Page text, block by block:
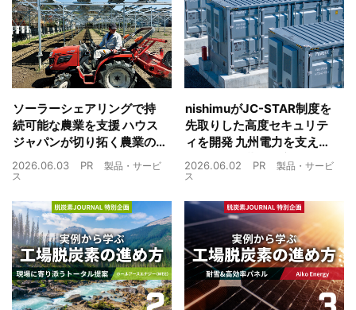
ソーラーシェアリングで持
続可能な農業を支援 ハウス
ジャパンが切り拓く農業の
未来
2026.06.03 PR
製品・サービ
ス
nishimuがJC-STAR制度を
先取りした高度セキュリテ
ィを開発 九州電力を支えた
制御技術を蓄電池市場へ
2026.06.02 PR
製品・サービ
ス